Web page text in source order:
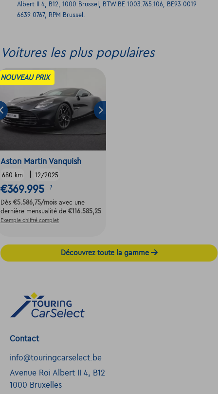
Albert II 4, B12, 1000 Brussel, BTW BE 1003.765.106, BE93 0019
6639 0767, RPM Brussel.
Voitures les plus populaires
NOUVEAU PRIX
Aston Martin Vanquish
680 km 12/2025
€369.995 1
Dès €5.586,75/mois avec une
dernière mensualité de €116.585,25
Exemple chiffré complet
Découvrez toute la gamme
Contact
info@touringcarselect.be
Avenue Roi Albert II 4, B12
1000 Bruxelles